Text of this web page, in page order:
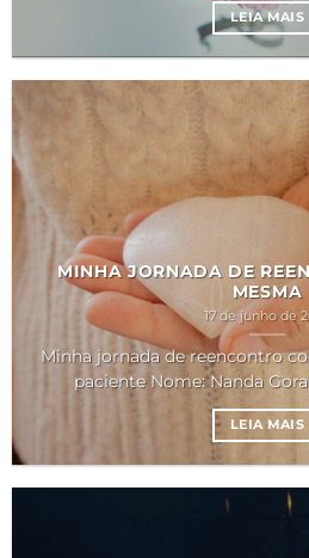
LEIA MAIS
MINHA JORNADA DE
MESMA
17 de junho de
Minha jornada de reencontro
paciente Nome: Nanda
LEIA MAIS